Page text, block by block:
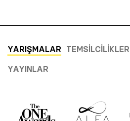
YARIŞMALAR TEMSILCILIKLER
YAYINLAR